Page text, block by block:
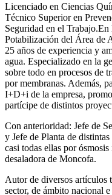
Licenciado en Ciencias
Técnico Superior en
Seguridad en el
Potabilización del Área de
25 años de experiencia y
agua. Especializado en la
sobre todo en procesos de
por membranas. Además,
I+D+i de la empresa,
partícipe de distintos
Con anterioridad: Jefe de
y Jefe de Planta de
casi todas ellas por
desaladora de Moncofa.
Autor de diversos artículos
sector, de ámbito nacional